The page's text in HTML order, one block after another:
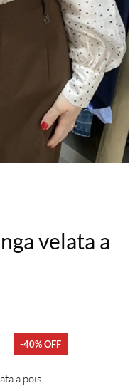
velata a
-40% OFF
a pois